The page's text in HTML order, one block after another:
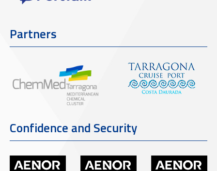
Partners
Confidence and Security